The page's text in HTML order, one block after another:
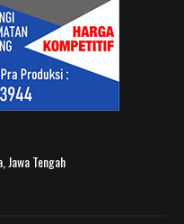
Jawa Tengah